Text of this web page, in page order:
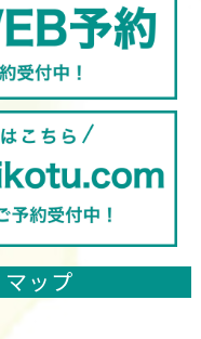
ップ